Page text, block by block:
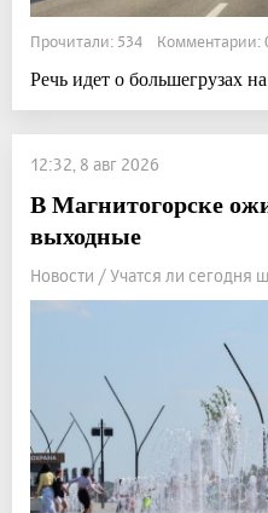
Прочитали: 534 Комментарии:
Речь идет о большегрузах
12:32, 8 авг 2026
В Магнитогорске
выходные
Новости / Учатся ли сегодня